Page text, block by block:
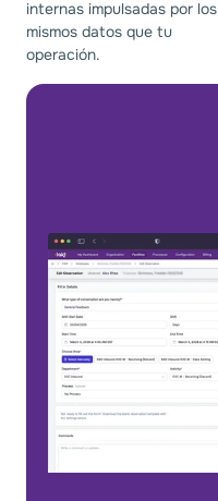
internas impulsadas por los
mismos datos que tu
operación.